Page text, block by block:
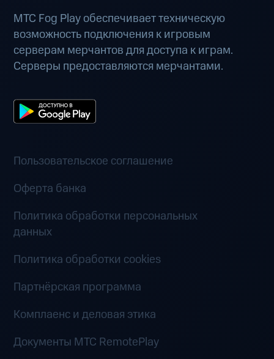
МТС Fog Play обеспечивает техническую
возможность подключения к игровым
серверам мерчантов для доступа к играм.
Серверы предоставляются мерчантами.
Пользовательское соглашение
Оферта банка
Политика обработки персональных
данных
Политика обработки cookies
Партнёрская программа
Комплаенс и деловая этика
Документы MTC RemotePlay